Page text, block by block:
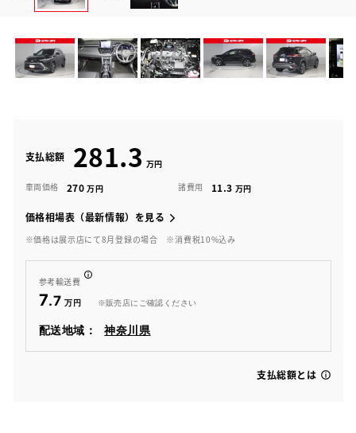
支払総額 281.3
車両価格 270 諸費用 11.3
価格相場表（最新情報）を見る
※価格は展示店にて8月登録の場合 ※消費税10%込み
参考輸送費
7.7 ※販売店にご確認ください
配送地域： 神奈川県
支払総額とは